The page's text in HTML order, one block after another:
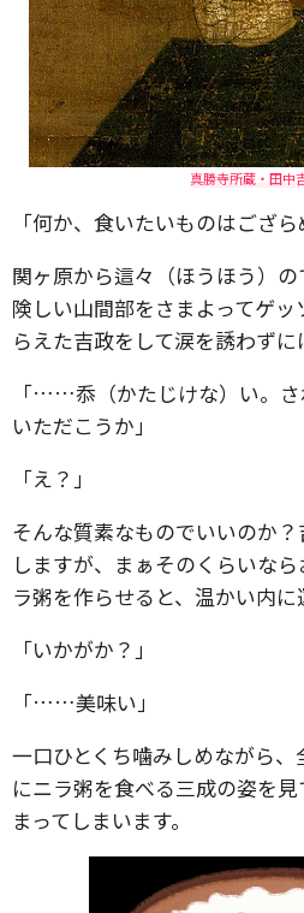
真勝寺所蔵・田中
「何か、食いたいものはござら
関ヶ原から這々（ほうほう）の
険しい山間部をさまよってゲ
らえた吉政をして涙を誘わずに
「……忝（かたじけな）い。さ
いただこうか」
「え？」
そんな質素なものでいいのか
しますが、まぁそのくらいな
ラ粥を作らせると、温かい内に
「いかがか？」
「……美味い」
一口ひとくち噛みしめながら
にニラ粥を食べる三成の姿を
まってしまいます。